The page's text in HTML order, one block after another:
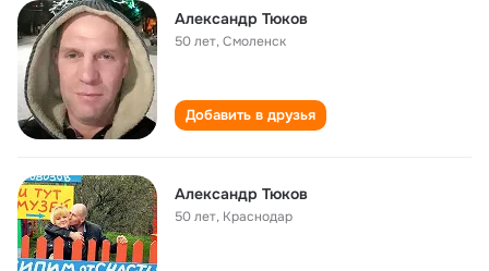
Александр Тюков
50 лет,Смоленск
Добавить в друзья
Александр Тюков
50 лет, Краснодар